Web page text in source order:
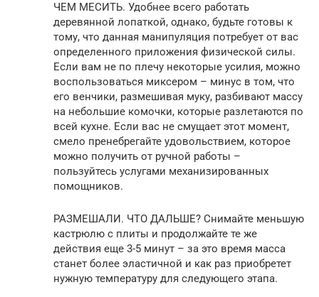
ЧЕМ МЕСИТЬ. Удобнее всего работать
деревянной лопаткой, однако, будьте готовы к
тому, что данная манипуляция потребует от вас
определенного приложения физической силы.
Если вам не по плечу некоторые усилия, можно
воспользоваться миксером – минус в том, что
его венчики, размешивая муку, разбивают массу
на небольшие комочки, которые разлетаются по
всей кухне. Если вас не смущает этот момент,
смело пренебрегайте удовольствием, которое
можно получить от ручной работы –
пользуйтесь услугами механизированных
помощников.
РАЗМЕШАЛИ. ЧТО ДАЛЬШЕ? Снимайте меньшую
кастрюлю с плиты и продолжайте те же
действия еще 3-5 минут – за это время масса
станет более эластичной и как раз приобретет
нужную температуру для следующего этапа.